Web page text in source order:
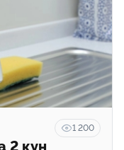
1 200
2 кун